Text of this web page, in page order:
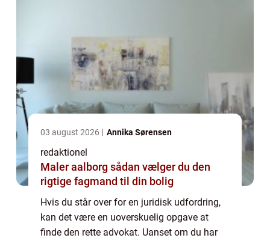
03 august 2026 Annika Sørensen
redaktionel
Maler aalborg sådan vælger du den
rigtige fagmand til din bolig
Hvis du står over for en juridisk udfordring,
kan det være en uoverskuelig opgave at
finde den rette advokat. Uanset om du har